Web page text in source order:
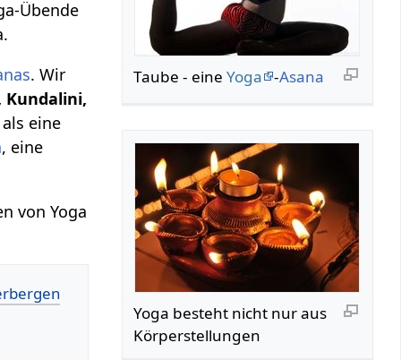
Taube - eineYoga -Asana
Übende
Yoga besteht nicht nur aus
Körperstellungen
. Wir
Kundalini,
eine
, eine
von Yoga